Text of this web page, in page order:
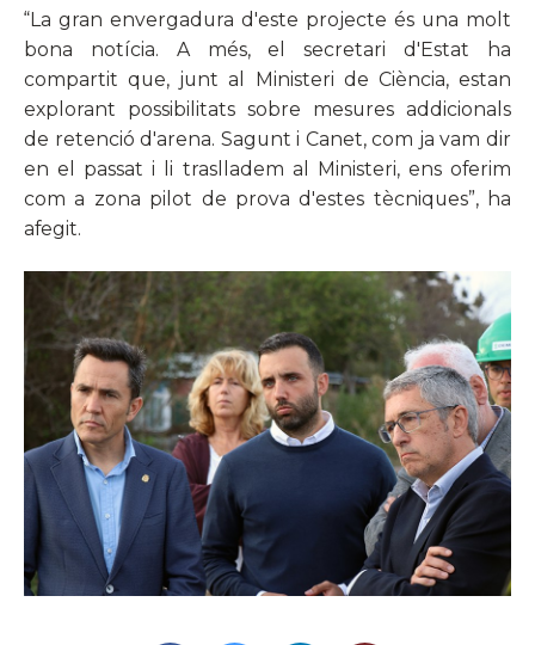
“La gran envergadura d'este projecte és una molt
bona notícia. A més, el secretari d'Estat ha
compartit que, junt al Ministeri de Ciència, estan
explorant possibilitats sobre mesures addicionals
de retenció d'arena. Sagunt i Canet, com ja vam dir
en el passat i li traslladem al Ministeri, ens oferim
com a zona pilot de prova d'estes tècniques”, ha
afegit.